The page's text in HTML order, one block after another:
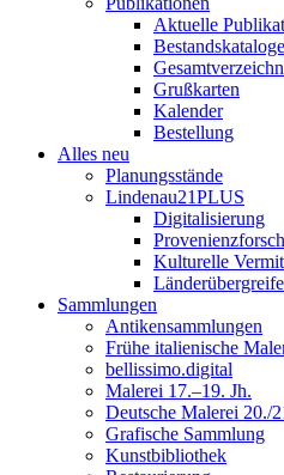
Aktuelle
Grußkarten
Kalender
Bestellung
Alles neu
Planungsstände
Lindenau21PLUS
Digitalisierung
Kulturelle
Sammlungen
Antikensammlungen
Frühe italienische
bellissimo.digital
Malerei 17.–19. Jh.
Deutsche Malerei 20./
Grafische Sammlung
Kunstbibliothek